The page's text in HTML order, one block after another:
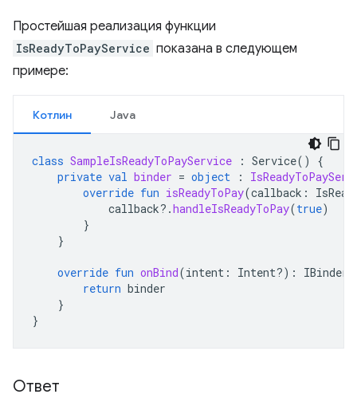
Простейшая реализация функции
IsReadyToPayService показана в следующем
примере:
Котлин Java
class SampleIsReadyToPayService : Service()
{
private val binder = object :
override fun isReadyToPay(callback :
callback?.handleIsReadyToPay(true)
}
}
override fun onBind(intent : Intent?) :
return binder
}
}
Ответ